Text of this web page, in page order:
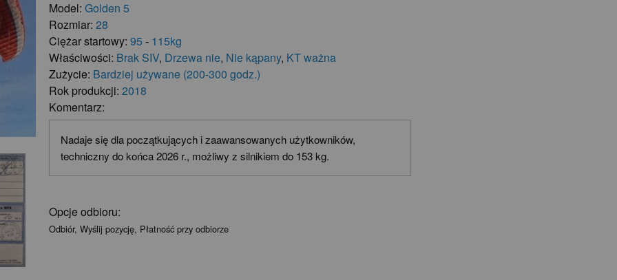
Model: Golden 5
Rozmiar: 28
Ciężar startowy: 95 - 115kg
Właściwości: Brak SIV, Drzewa nie, Nie kąpany, KT ważna
Zużycie: Bardziej używane (200-300 godz.)
Rok produkcji: 2018
Komentarz:
Nadaje się dla początkujących i zaawansowanych użytkowników,
techniczny do końca 2026 r., możliwy z silnikiem do 153 kg.
Opcje odbioru:
Odbiór, Wyślij pozycję, Płatność przy odbiorze